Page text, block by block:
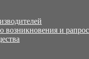
возникновения и